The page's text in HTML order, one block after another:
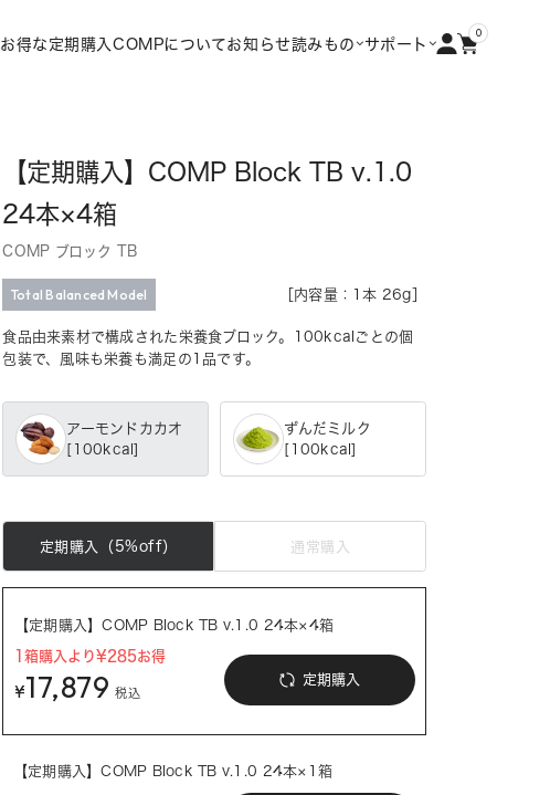
お得な定期購入 COMPについてお知らせ読みもの サポート
0
【定期購入】COMP Block TB v.1.0
24本×4箱
COMP ブロック TB
Total Balanced Model ［内容量：1本 26g］
食品由来素材で構成された栄養食ブロック。100kcalごとの個
包装で、風味も栄養も満足の1品です。
アーモンドカカオ
[100kcal]
ずんだミルク
[100kcal]
定期購入（5%off） 通常購入
【定期購入】COMP Block TB v.1.0 24本×4箱
1箱購入より¥285お得
¥17,879 税込
定期購入
【定期購入】COMP Block TB v.1.0 24本×1箱